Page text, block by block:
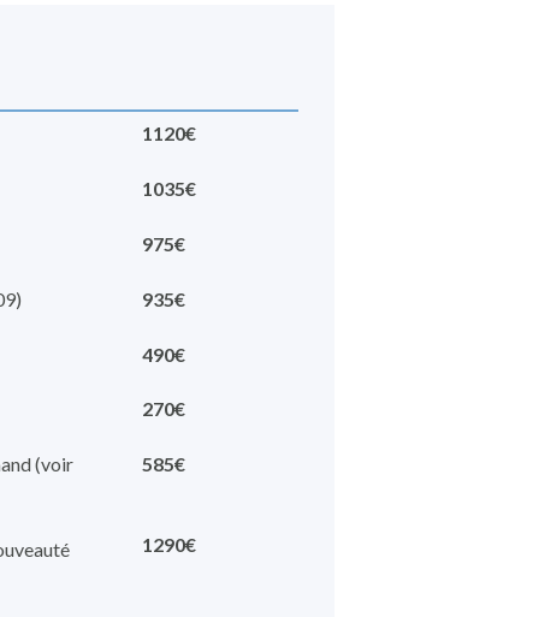
(voir
1120€
1035€
975€
935€
490€
270€
585€
1290€